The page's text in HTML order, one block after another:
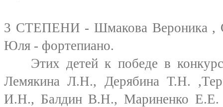
3 СТЕПЕНИ - Шмакова Вероника ,
Юля - фортепиано.
Этих детей к победе в
Лемякина Л.Н., Дерябина Т.Н.
И.Н., Балдин В.Н., Мариненко Е.Е.